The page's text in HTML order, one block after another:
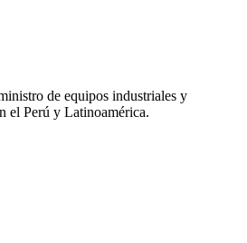
de equipos industriales y
el Perú y Latinoamérica.